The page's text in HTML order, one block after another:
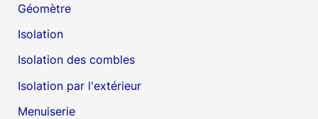
Géomètre
Isolation
Isolation des combles
Isolation par l'extérieur
Menuiserie